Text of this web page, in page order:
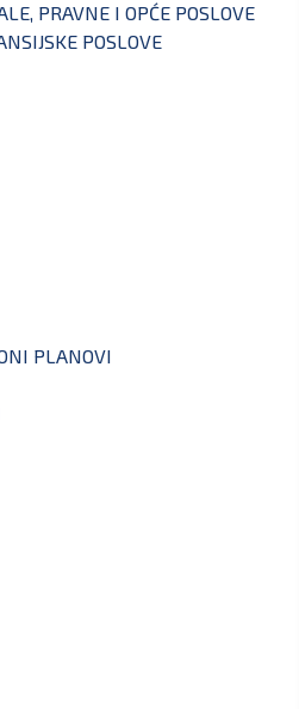
PRAVNE I OPĆE POSLOVE
POSLOVE
PLANOVI